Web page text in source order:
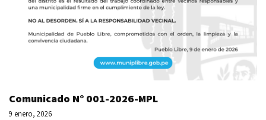
Comunicado N° 001-2026-MPL
9 enero, 2026